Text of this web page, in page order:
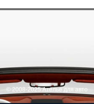
© 2008-2025 Ателье для авто